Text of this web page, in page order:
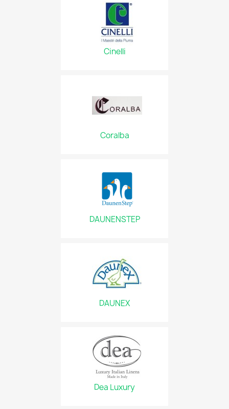
Cinelli
Coralba
DAUNENSTEP
DAUNEX
Dea Luxury